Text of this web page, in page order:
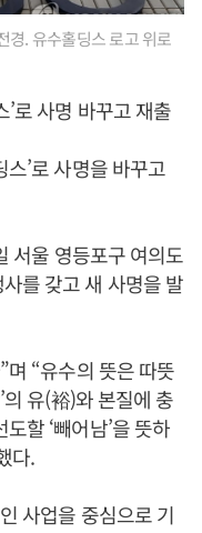
. 유수홀딩스 로고 위로
로 사명 바꾸고 재출
’로 사명을 바꾸고
서울 영등포구 여의도
를 갖고 새 사명을 발
며 “유수의 뜻은 따뜻
유(裕)와 본질에 충
할 ‘빼어남’을 뜻하
다.
사업을 중심으로 기